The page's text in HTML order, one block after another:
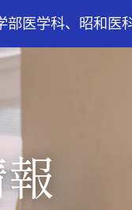
部医学科、昭和